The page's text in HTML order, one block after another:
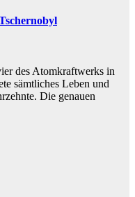
des Atomkraftwerks in
sämtliches Leben und
Die genauen